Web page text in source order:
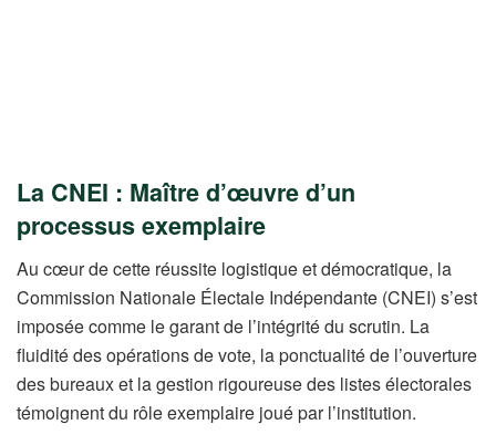
La CNEI : Maître d’œuvre d’un
processus exemplaire
Au cœur de cette réussite logistique et démocratique, la
Commission Nationale Électale Indépendante (CNEI) s’est
imposée comme le garant de l’intégrité du scrutin. La
fluidité des opérations de vote, la ponctualité de l’ouverture
des bureaux et la gestion rigoureuse des listes électorales
témoignent du rôle exemplaire joué par l’institution.